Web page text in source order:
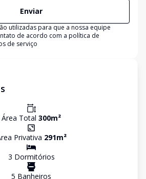
Enviar
utilizadas para que a nossa equipe
de acordo com a política de
de serviço
Área Total 300m²
Privativa 291m²
3 Dormitórios
5 Banheiros